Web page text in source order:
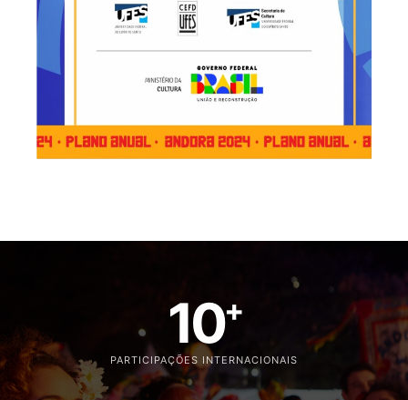
PARTICIPAÇÕES INTERNACIONAIS
10+